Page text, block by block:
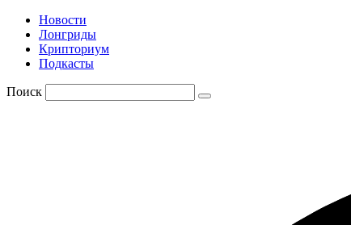
Новости
Лонгриды
Крипториум
Подкасты
Поиск